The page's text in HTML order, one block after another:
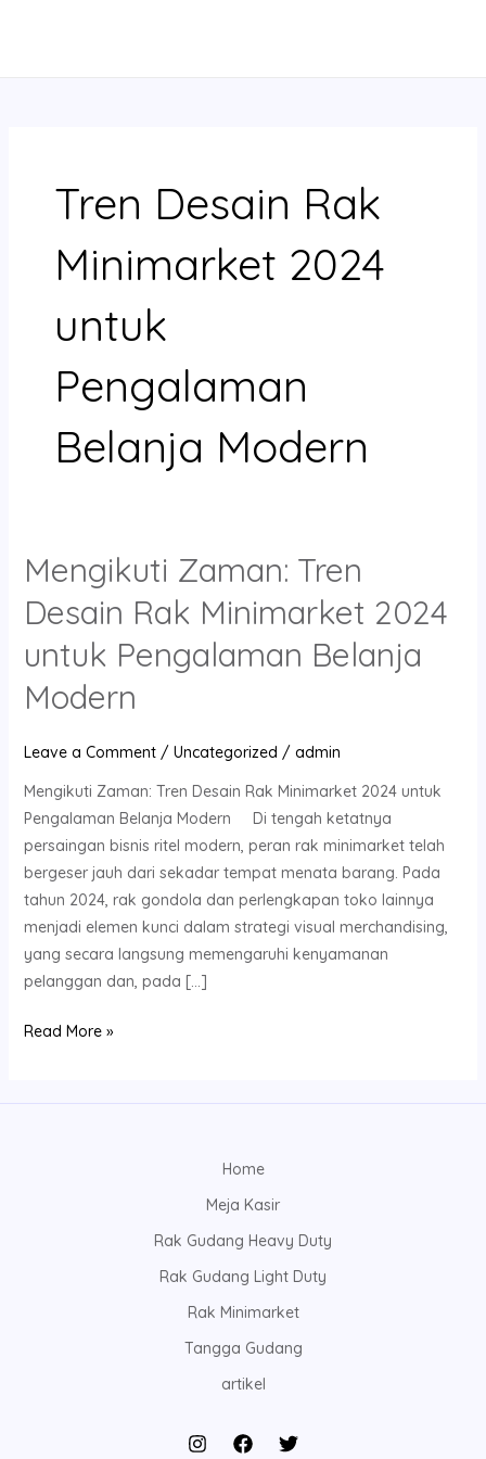
Tren Desain Rak
Minimarket 2024
untuk
Pengalaman
Belanja Modern
Mengikuti Zaman: Tren
Desain Rak Minimarket 2024
untuk Pengalaman Belanja
Modern
Leave a Comment / Uncategorized / admin
Mengikuti Zaman: Tren Desain Rak Minimarket 2024 untuk
Pengalaman Belanja Modern Di tengah ketatnya
persaingan bisnis ritel modern, peran rak minimarket telah
bergeser jauh dari sekadar tempat menata barang. Pada
tahun 2024, rak gondola dan perlengkapan toko lainnya
menjadi elemen kunci dalam strategi visual merchandising,
yang secara langsung memengaruhi kenyamanan
pelanggan dan, pada […]
Mengikuti
Zaman:
Tren
Desain
Rak
Minimarket
untuk
Belanja
Modern
Read More »
Home
Meja Kasir
Rak Gudang Heavy Duty
Rak Gudang Light Duty
Rak Minimarket
Tangga Gudang
artikel